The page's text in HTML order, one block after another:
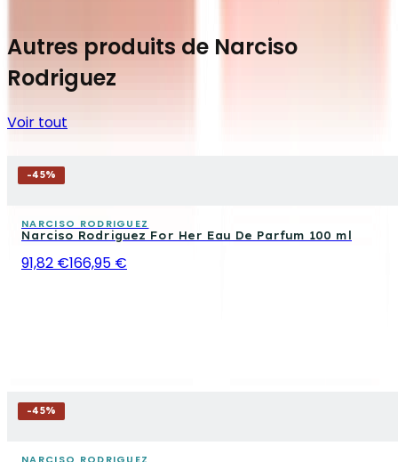
Autres produits de Narciso
Rodriguez
Voir tout
-45%
NARCISO RODRIGUEZ
Narciso Rodriguez For Her Eau De Parfum 100 ml
91,82 €166,95 €
-45%
NARCISO RODRIGUEZ